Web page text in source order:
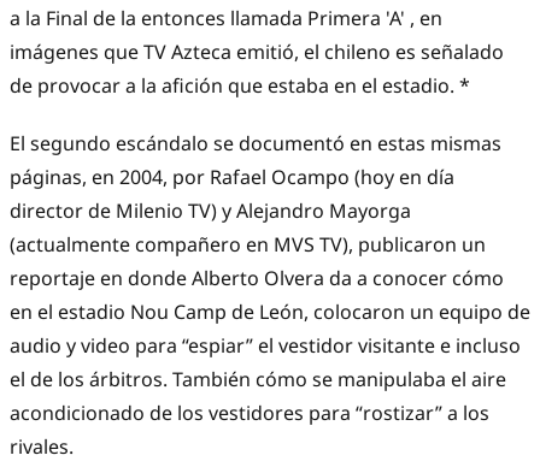
a la Final de la entonces llamada Primera 'A' , en
imágenes que TV Azteca emitió, el chileno es señalado
de provocar a la afición que estaba en el estadio. *
El segundo escándalo se documentó en estas mismas
páginas, en 2004, por Rafael Ocampo (hoy en día
director de Milenio TV) y Alejandro Mayorga
(actualmente compañero en MVS TV), publicaron un
reportaje en donde Alberto Olvera da a conocer cómo
en el estadio Nou Camp de León, colocaron un equipo de
audio y video para “espiar” el vestidor visitante e incluso
el de los árbitros. También cómo se manipulaba el aire
acondicionado de los vestidores para “rostizar” a los
rivales.